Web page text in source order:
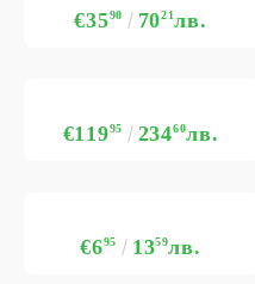
€3590 7021лв.
€11995 23460лв.
€695 1359лв.